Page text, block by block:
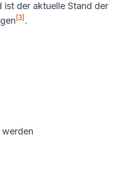
der aktuelle Stand der
[3] .